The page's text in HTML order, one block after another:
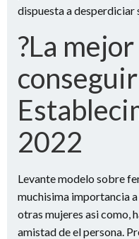
dispuesta a desperdiciar
?La
2022
Levante modelo sobre
muchisima importancia
otras mujeres asi­ como,
amistad de el persona.